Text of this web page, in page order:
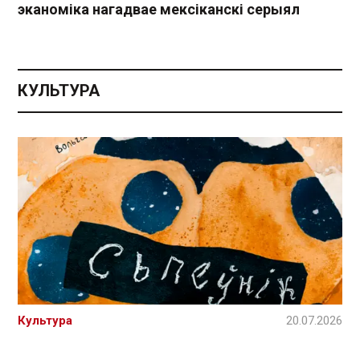
эканоміка нагадвае мексіканскі серыял
КУЛЬТУРА
Культура 20.07.2026